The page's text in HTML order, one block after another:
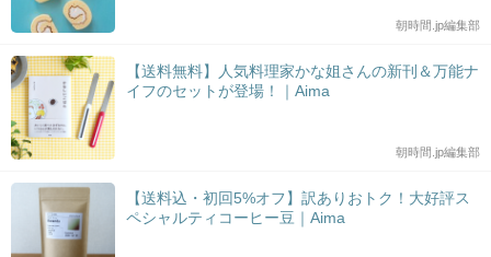
朝時間.jp編集部
【送料無料】人気料理家かな姐さんの新刊＆万能ナ
イフのセットが登場！｜Aima
朝時間.jp編集部
【送料込・初回5%オフ】訳ありおトク！大好評ス
ペシャルティコーヒー豆｜Aima